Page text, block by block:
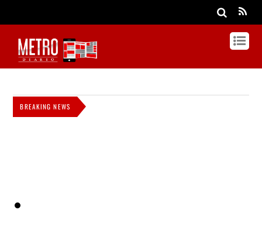
BREAKING NEWS